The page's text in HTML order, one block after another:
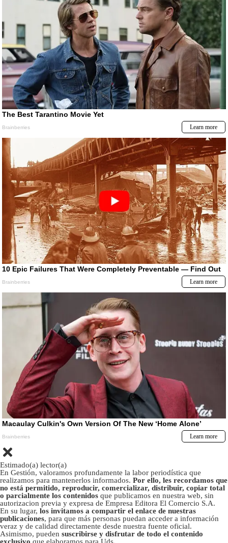
Estimado(a) lector(a)
En Gestión, valoramos profundamente la labor periodística que
realizamos para mantenerlos informados. Por ello, les recordamos que
no está permitido, reproducir, comercializar, distribuir, copiar total
o parcialmente los contenidos que publicamos en nuestra web, sin
autorizacion previa y expresa de Empresa Editora El Comercio S.A.
En su lugar, los invitamos a compartir el enlace de nuestras
publicaciones, para que más personas puedan acceder a información
veraz y de calidad directamente desde nuestra fuente oficial.
Asimismo, pueden suscribirse y disfrutar de todo el contenido